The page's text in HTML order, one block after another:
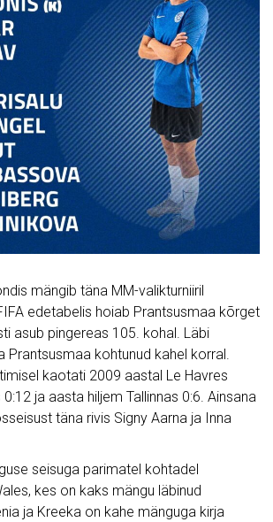
mängib täna MM-valikturniiril
edetabelis hoiab Prantsusmaa kõrget
asub pingereas 105. kohal. Läbi
Prantsusmaa kohtunud kahel korral.
kaotati 2009 aastal Le Havres
ja aasta hiljem Tallinnas 0:6. Ainsana
täna rivis Signy Aarna ja Inna
seisuga parimatel kohtadel
kes on kaks mängu läbinud
ja Kreeka on kahe mänguga kirja